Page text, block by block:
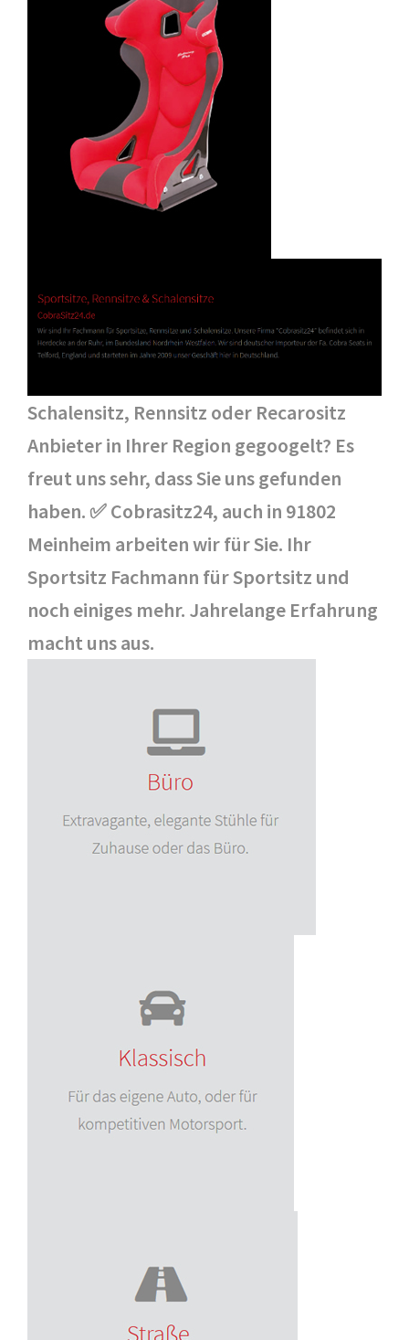
Schalensitz, Rennsitz oder Recarositz
Anbieter in Ihrer Region gegoogelt? Es
freut uns sehr, dass Sie uns gefunden
haben. ✅ Cobrasitz24, auch in 91802
Meinheim arbeiten wir für Sie. Ihr
Sportsitz Fachmann für Sportsitz und
noch einiges mehr. Jahrelange Erfahrung
macht uns aus.